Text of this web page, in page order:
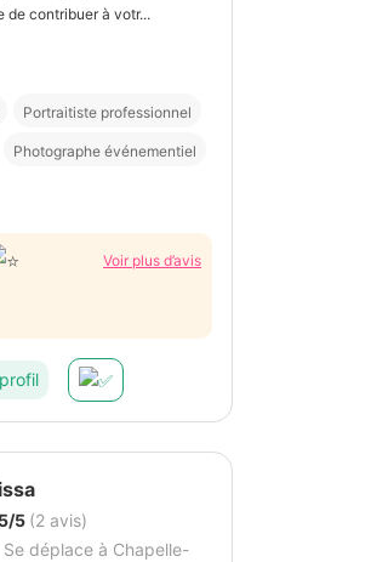
de contribuer à votr...
Portraitiste professionnel
Photographe événementiel
Voir plus d’avis
5/5 (2 avis)
Se déplace à Chapelle-